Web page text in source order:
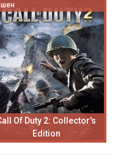
Of Duty 2: Collector's
Edition